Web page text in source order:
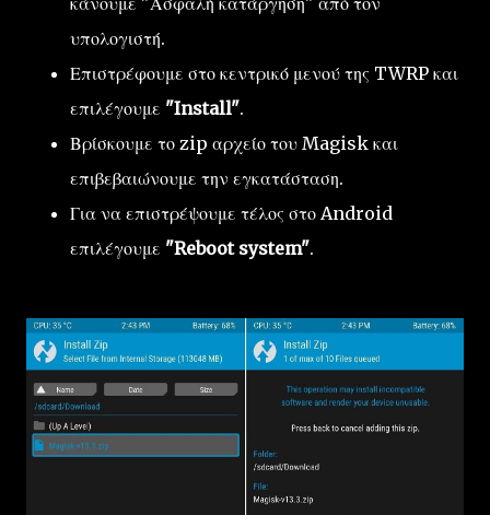
υπολογιστή.
Επιστρέφουμε στο κεντρικό μενού της TWRP και
επιλέγουμε "Install".
Βρίσκουμε το zip αρχείο του Magisk και
επιβεβαιώνουμε την εγκατάσταση.
Για να επιστρέψουμε τέλος στο Android
επιλέγουμε "Reboot system".